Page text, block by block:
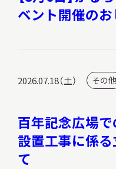
ベント開催の
2026.07.18（土） その他
百年記念広場
設置工事に係
て